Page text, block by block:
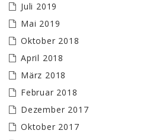
Juli 2019
Mai 2019
Oktober 2018
April 2018
März 2018
Februar 2018
Dezember 2017
Oktober 2017